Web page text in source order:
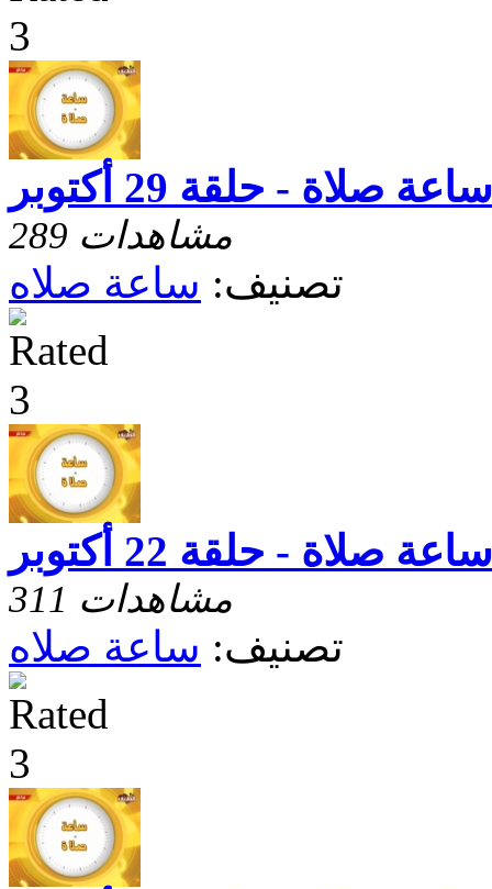
ساعة صلاة - حلقة 29 أكتوبر
289 مشاهدات
تصنيف: ساعة صلاه
ساعة صلاة - حلقة 22 أكتوبر
311 مشاهدات
تصنيف: ساعة صلاه